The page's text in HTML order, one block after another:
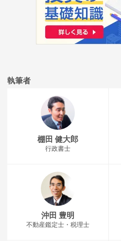
執筆者
棚田 健大郎
行政書士
沖田 豊明
不動産鑑定士・税理士